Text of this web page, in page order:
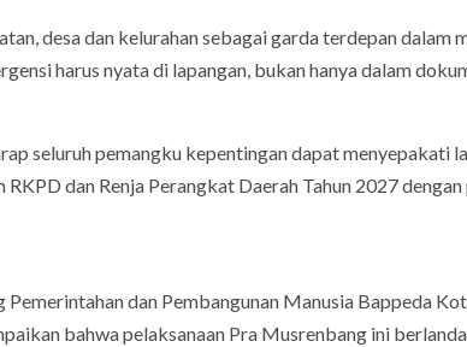
desa dan kelurahan sebagai garda terdepan dalam
harus nyata di lapangan, bukan hanya dalam
seluruh pemangku kepentingan dapat menyepakati
dan Renja Perangkat Daerah Tahun 2027
dan Pembangunan Manusia Bappeda
bahwa pelaksanaan Pra Musrenbang ini